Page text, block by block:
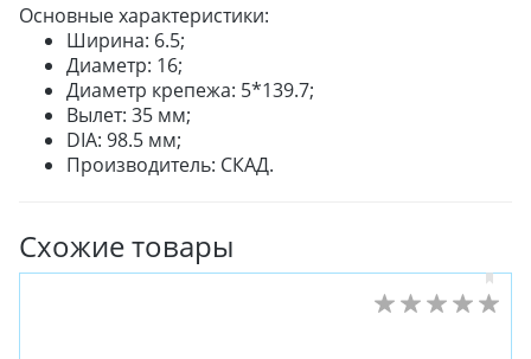
ЛИТЫЕ
ШТАМПОВАНЫЕ
ДЛЯ ГРУЗОВЫХ АВТО
ДЛЯ ЛЕГКОВЫХ АВТО
Основные характеристики:
Ширина: 6.5;
Диаметр: 16;
Диаметр крепежа: 5*139.7;
Вылет: 35 мм;
DIA: 98.5 мм;
Производитель: СКАД.
Схожие товары